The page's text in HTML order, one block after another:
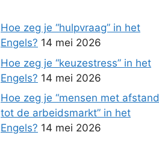
Hoe zeg je “hulpvraag” in het
Engels? 14 mei 2026
Hoe zeg je “keuzestress” in het
Engels? 14 mei 2026
Hoe zeg je “mensen met afstand
tot de arbeidsmarkt” in het
Engels? 14 mei 2026